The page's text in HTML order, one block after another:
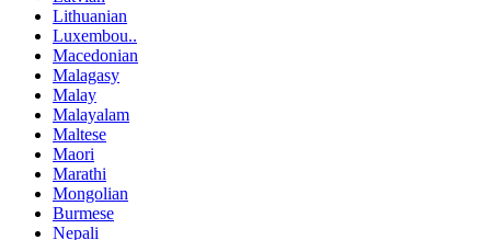
Lithuanian
Luxembou..
Macedonian
Malagasy
Malay
Malayalam
Maltese
Maori
Marathi
Mongolian
Burmese
Nepali